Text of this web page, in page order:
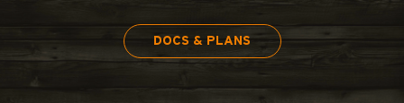
DOCS & PLANS